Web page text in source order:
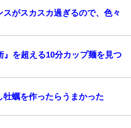
スがスカスカ過ぎるので、色々
』を超える10分カップ麺を見つ
牡蠣を作ったらうまかった